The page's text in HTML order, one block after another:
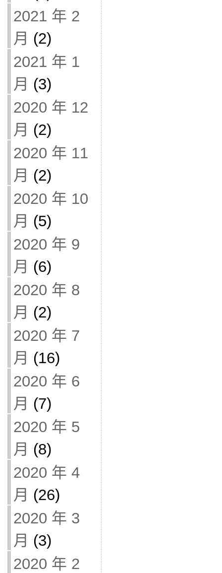
2021 年 2
月 (2)
2021 年 1
月 (3)
2020 年 12
月 (2)
2020 年 11
月 (2)
2020 年 10
月 (5)
2020 年 9
月 (6)
2020 年 8
月 (2)
2020 年 7
月 (16)
2020 年 6
月 (7)
2020 年 5
月 (8)
2020 年 4
月 (26)
2020 年 3
月 (3)
2020 年 2